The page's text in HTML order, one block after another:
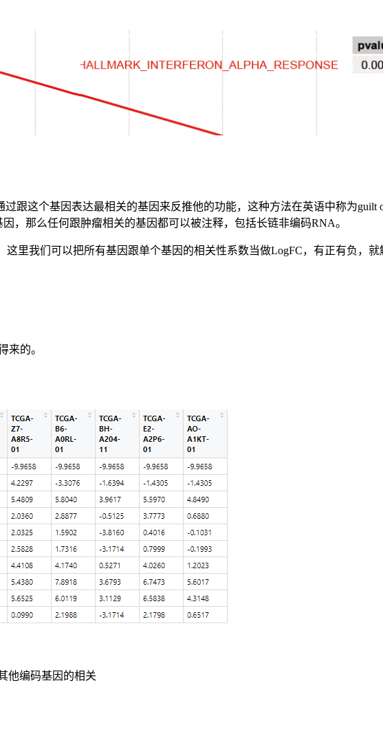
跟这个基因表达最相关的基因来反推他的功能，这种方法在英语中称为guilt of
，那么任何跟肿瘤相关的基因都可以被注释，包括长链非编码RNA。
这里我们可以把所有基因跟单个基因的相关性系数当做LogFC，有正有负，
来的。
他编码基因的相关